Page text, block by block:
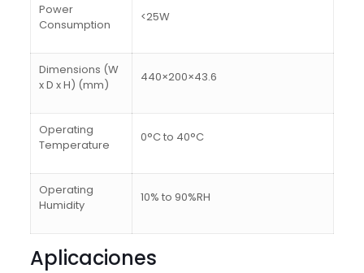
Power
Consumption
<25W
Dimensions (W
x D x H) (mm)
440×200×43.6
Operating
Temperature
0°C to 40°C
Operating
Humidity
10% to 90%RH
Aplicaciones